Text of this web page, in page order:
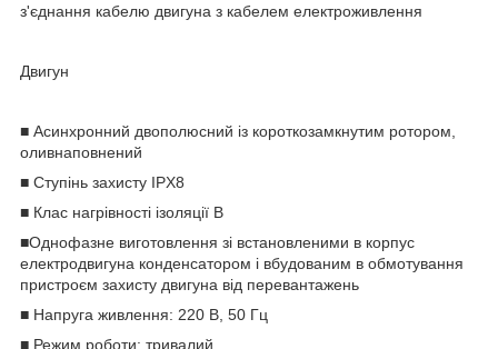
з'єднання кабелю двигуна з кабелем електроживлення
Двигун
■ Асинхронний двополюсний із короткозамкнутим ротором,
оливнаповнений
■ Ступінь захисту IPХ8
■ Клас нагрівності ізоляції В
■Однофазне виготовлення зі встановленими в корпус
електродвигуна конденсатором і вбудованим в обмотування
пристроєм захисту двигуна від перевантажень
■ Напруга живлення: 220 В, 50 Гц
■ Режим роботи: тривалий